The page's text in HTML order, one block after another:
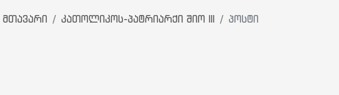
მთავარი კათოლიკოს-პატრიარქი შიო III პოსტი